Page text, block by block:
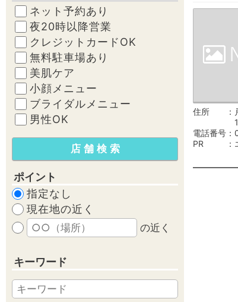
ネット予約あり
夜20時以降営業
クレジットカードOK
無料駐車場あり
美肌ケア
小顔メニュー
ブライダルメニュー
男性OK
ポイント
指定なし
現在地の近く
の近く
キーワード
住所
電話番号
PR